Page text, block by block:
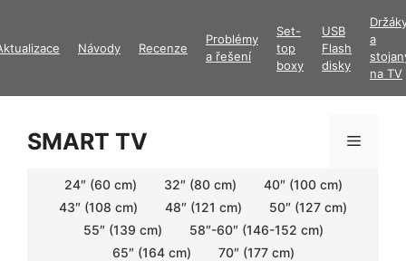
obsah
Návody Recenze
Problémy
a řešení
Set-
top
boxy
USB
Flash
disky
a
na TV
SMART TV Menu
24″ (60 cm) 32″ (80 cm)
40″ (100 cm)
43″ (108 cm)
48″ (121 cm)
50″ (127 cm)
55″ (139 cm)
58″-60″ (146-152 cm)
65″ (164 cm)
70″ (177 cm)